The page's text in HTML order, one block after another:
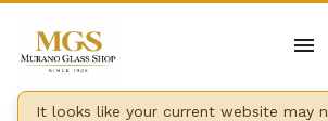
It looks like your current website may
Home / Kronleuchter / Kronleuchter